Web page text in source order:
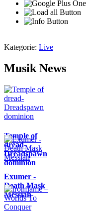
Kategorie: Live
Musik News
Temple of
dread-
Dreadspawn
dominion
Exumer -
Death Mask
Messiah